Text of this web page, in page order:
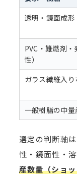
透明・鏡面成形
PVC・難燃剤
性）
ガラス繊維入
一般樹脂の中量
選定の判断軸
性・鏡面性・
産数量（ショ